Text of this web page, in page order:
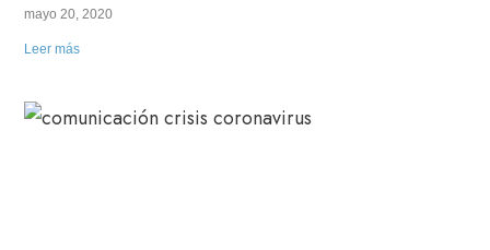
mayo 20, 2020
Leer más